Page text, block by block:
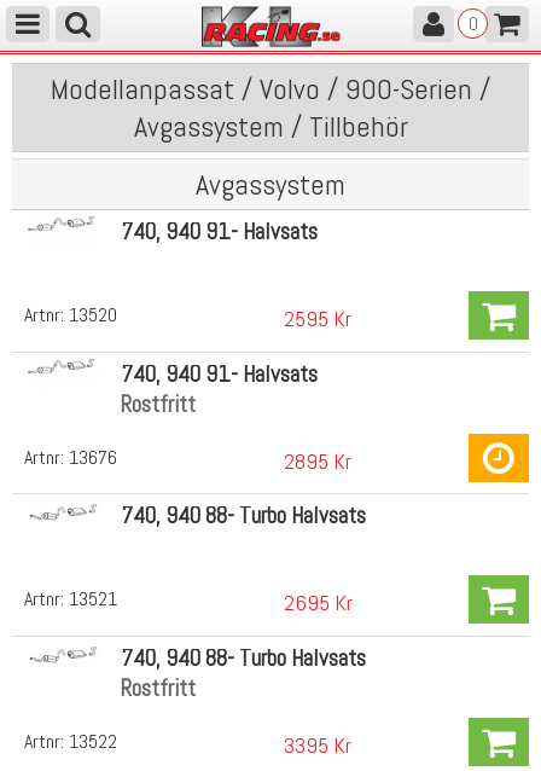
0
Modellanpassat / Volvo / 900-Serien /
Avgassystem / Tillbehör
Avgassystem
Artnr: 13520
740, 940 91- Halvsats
2595 Kr
Artnr: 13676
740, 940 91- Halvsats
Rostfritt
2895 Kr
Artnr: 13521
740, 940 88- Turbo Halvsats
2695 Kr
Artnr: 13522
740, 940 88- Turbo Halvsats
Rostfritt
3395 Kr